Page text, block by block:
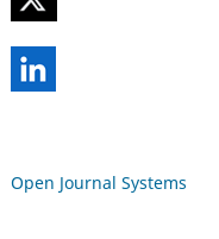
Open Journal Systems